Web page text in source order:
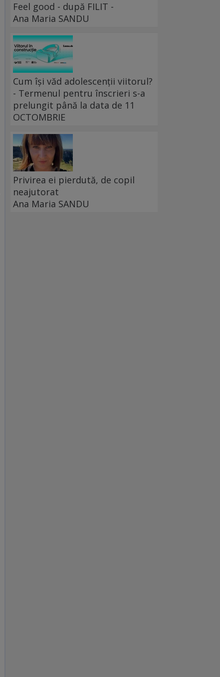
Feel good - după FILIT -
Ana Maria SANDU
Cum își văd adolescenții viitorul?
- Termenul pentru înscrieri s-a
prelungit până la data de 11
OCTOMBRIE
Privirea ei pierdută, de copil
neajutorat
Ana Maria SANDU